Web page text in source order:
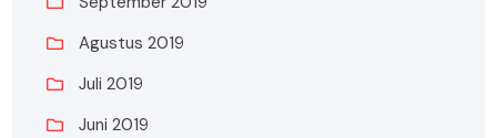
Agustus 2019
Juli 2019
Juni 2019